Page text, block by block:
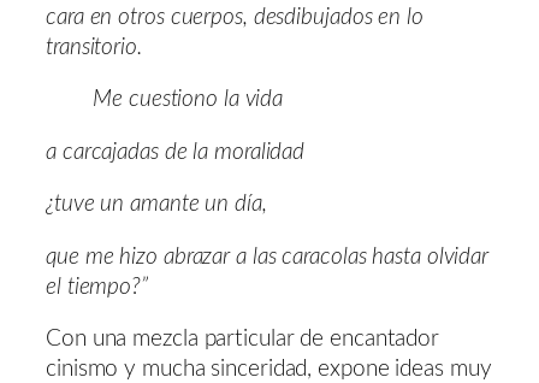
cara en otros cuerpos, desdibujados en lo
transitorio.
Me cuestiono la vida
a carcajadas de la moralidad
¿tuve un amante un día,
que me hizo abrazar a las caracolas hasta olvidar
el tiempo?”
Con una mezcla particular de encantador
cinismo y mucha sinceridad, expone ideas muy